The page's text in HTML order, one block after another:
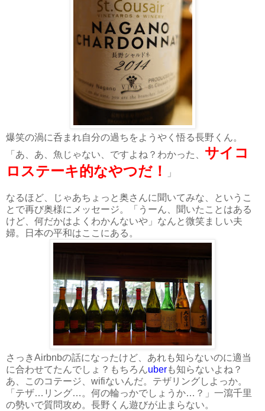
爆笑の渦に呑まれ自分の過ちをようやく悟る長野くん。
「あ、あ、魚じゃない、ですよね？わかった、 サイコ
ロステーキ的なやつだ！
」
なるほど、じゃあちょっと奥さんに聞いてみな、というこ
とで再び奥様にメッセージ。「うーん、聞いたことはある
けど、何だかはよくわかんないや」なんと微笑ましい夫
婦。日本の平和はここにある。
さっきAirbnbの話になったけど、あれも知らないのに適当
に合わせてたんでしょ？もちろんuberも知らないよね？
あ、このコテージ、wifiないんだ。テザリングしよっか。
「テザ…リング…。何の輪っかでしょうか…？」一瀉千里
の勢いで質問攻め。長野くん遊びが止まらない。